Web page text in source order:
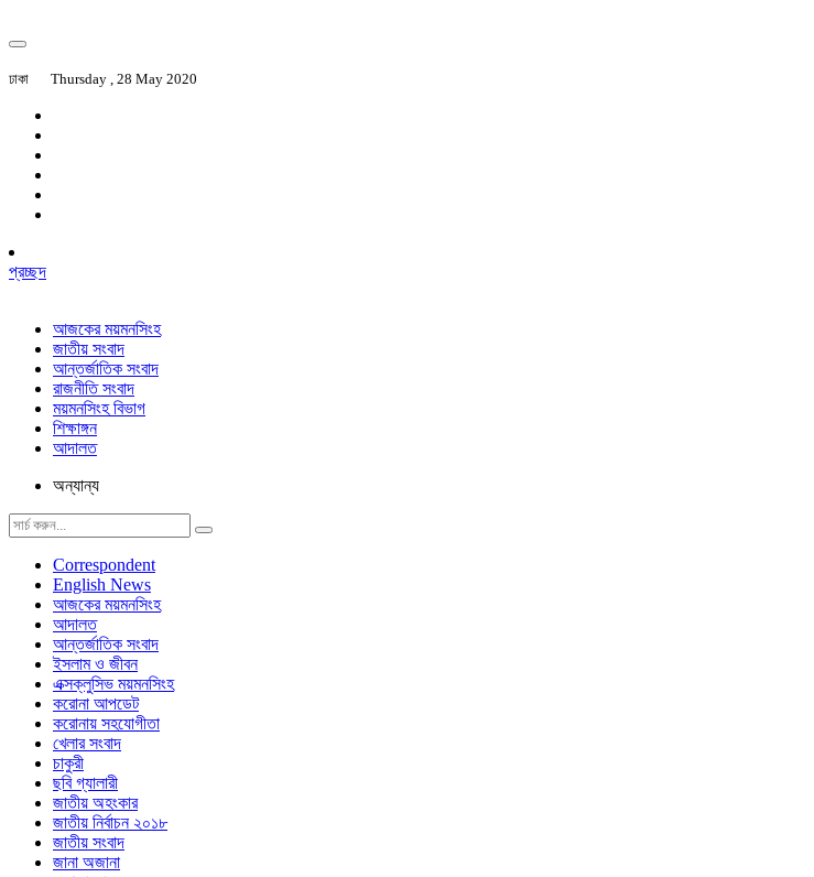
ঢাকা Thursday , 28 May 2020
প্রচ্ছদ
আজকের ময়মনসিংহ
জাতীয় সংবাদ
আন্তর্জাতিক সংবাদ
রাজনীতি সংবাদ
ময়মনসিংহ বিভাগ
শিক্ষাঙ্গন
আদালত
অন্যান্য
Correspondent
English News
আজকের ময়মনসিংহ
আদালত
আন্তর্জাতিক সংবাদ
ইসলাম ও জীবন
এক্সক্লুসিভ ময়মনসিংহ
করোনা আপডেট
করোনায় সহযোগীতা
খেলার সংবাদ
চাকুরী
ছবি গ্যালারী
জাতীয় অহংকার
জাতীয় নির্বাচন ২০১৮
জাতীয় সংবাদ
জানা অজানা